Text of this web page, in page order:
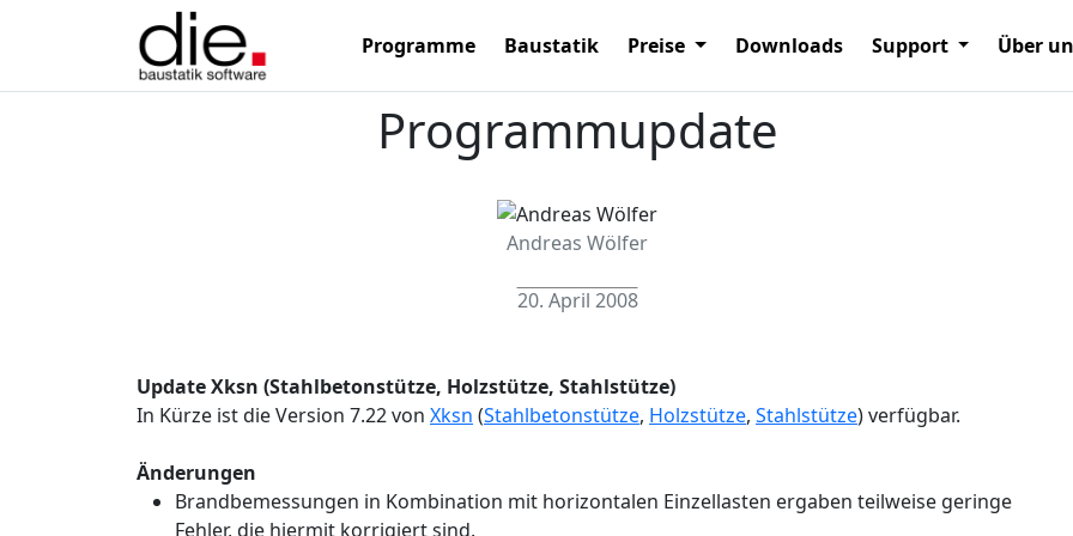
Programme Baustatik Preise Downloads Support Über
Programmupdate
Andreas Wölfer
20. April 2008
Update Xksn (Stahlbetonstütze, Holzstütze, Stahlstütze)
In Kürze ist die Version 7.22 von Xksn (Stahlbetonstütze, Holzstütze, Stahlstütze) verfügbar.
Änderungen
Brandbemessungen in Kombination mit horizontalen Einzellasten ergaben teilweise geringe
Fehler, die hiermit korrigiert sind.